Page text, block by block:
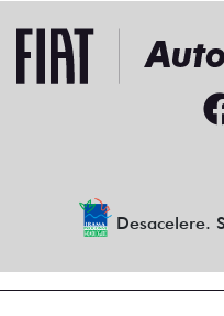
Desacelere.